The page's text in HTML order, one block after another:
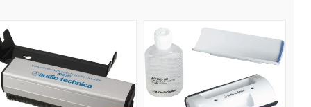
AT6012
Record
Care
Kit